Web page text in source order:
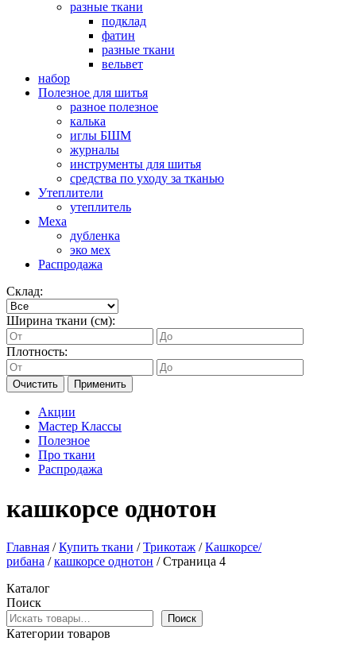
разные ткани
подклад
фатин
разные ткани
вельвет
набор
Полезное для шитья
разное полезное
калька
иглы БШМ
журналы
инструменты для шитья
средства по уходу за тканью
Утеплители
утеплитель
Меха
дубленка
эко мех
Распродажа
Склад:
Ширина ткани (см):
Плотность:
Очистить Применить
Акции
Мастер Классы
Полезное
Про ткани
Распродажа
кашкорсе однотон
Главная /Купить ткани /Трикотаж /Кашкорсе/
рибана /кашкорсе однотон / Страница 4
Каталог
Поиск
Поиск
Категории товаров